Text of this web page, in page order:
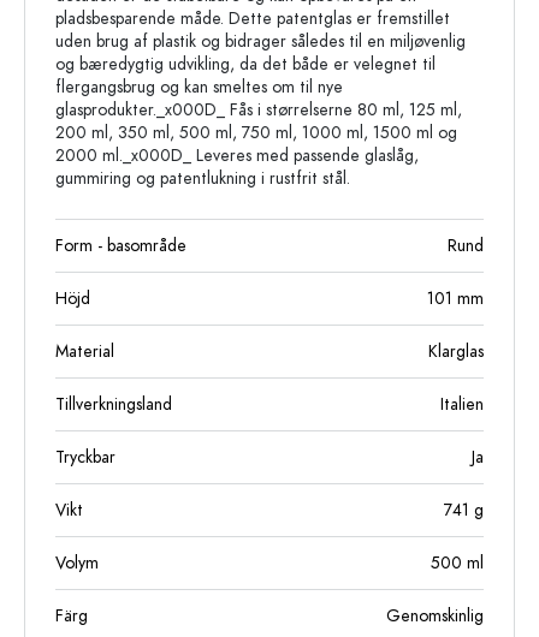
pladsbesparende måde. Dette patentglas er fremstillet
uden brug af plastik og bidrager således til en miljøvenlig
og bæredygtig udvikling, da det både er velegnet til
flergangsbrug og kan smeltes om til nye
glasprodukter._x000D_ Fås i størrelserne 80 ml, 125 ml,
200 ml, 350 ml, 500 ml, 750 ml, 1000 ml, 1500 ml og
2000 ml._x000D_ Leveres med passende glaslåg,
gummiring og patentlukning i rustfrit stål.
Form - basområde Rund
Höjd 101 mm
Material Klarglas
Tillverkningsland Italien
Tryckbar Ja
Vikt 741 g
Volym 500 ml
Färg Genomskinlig